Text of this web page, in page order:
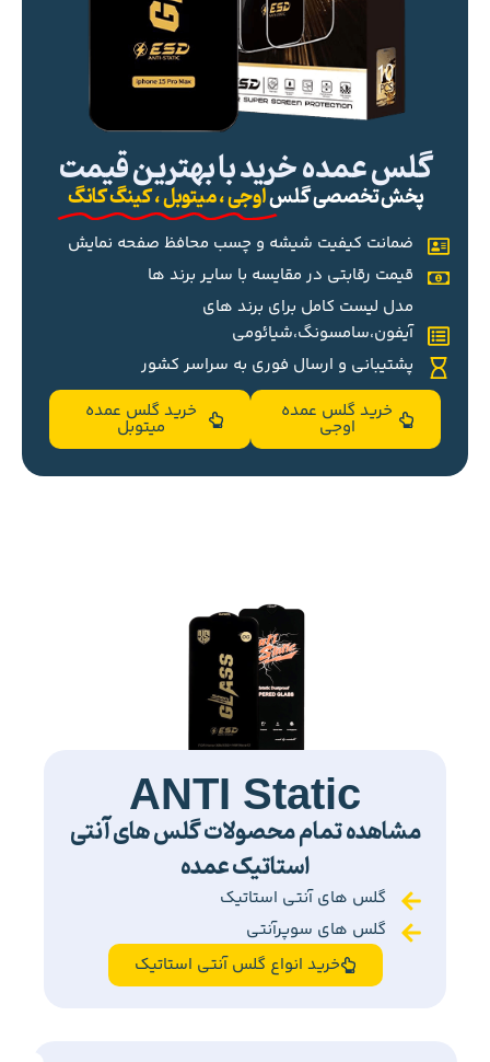
گلس عمده خرید با بهترین قیمت
پخش تخصصی گلساوجی ، میتوبل ، کینگ کانگ
ضمانت کیفیت شیشه و چسب محافظ صفحه نمایش
قیمت رقابتی در مقایسه با سایر برند ها
مدل لیست کامل برای برند های
آیفون،سامسونگ،شیائومی
پشتیبانی و ارسال فوری به سراسر کشور
خرید گلس عمده
اوجی
خرید گلس عمده
میتوبل
ANTI Static
مشاهده تمام محصولات گلس های آنتی
استاتیک عمده
گلس های آنتی استاتیک
گلس های سوپرآنتی
خرید انواع گلس آنتی استاتیک